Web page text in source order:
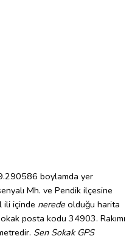
boylamda yer
Mh. ve Pendik ilçesine
ili içinde nerede olduğu harita
posta kodu 34903. Rakımı
Şen Sokak GPS